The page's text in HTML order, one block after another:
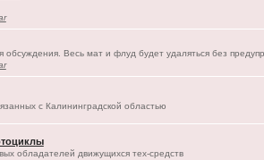
Весь мат и флуд будет удаляться без
с Калининградской областью
обладателей движущихся тех-средств